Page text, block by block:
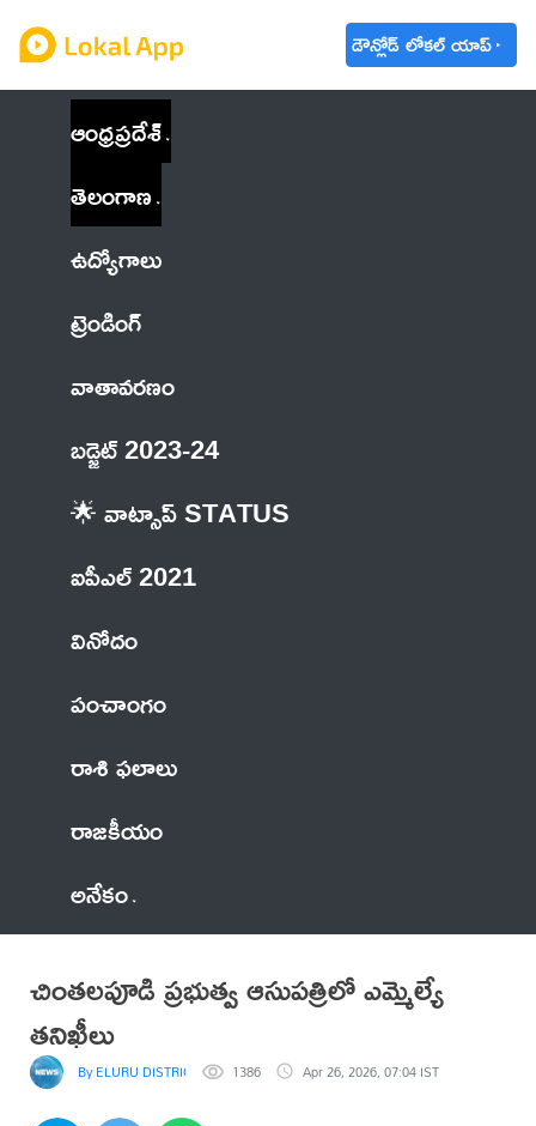
డౌన్లోడ్ లోకల్ యాప్
ఆంధ్రప్రదేశ్
తెలంగాణ
ఉద్యోగాలు
ట్రెండింగ్
వాతావరణం
బడ్జెట్ 2023-24
🌟 వాట్సాప్ STATUS
ఐపీఎల్ 2021
వినోదం
పంచాంగం
రాశి ఫలాలు
రాజకీయం
అనేకం
చింతలపూడి ప్రభుత్వ ఆసుపత్రిలో ఎమ్మెల్యే
తనిఖీలు
By ELURU DISTRICT NEWS1386 Apr 26, 2026, 07:04 IST